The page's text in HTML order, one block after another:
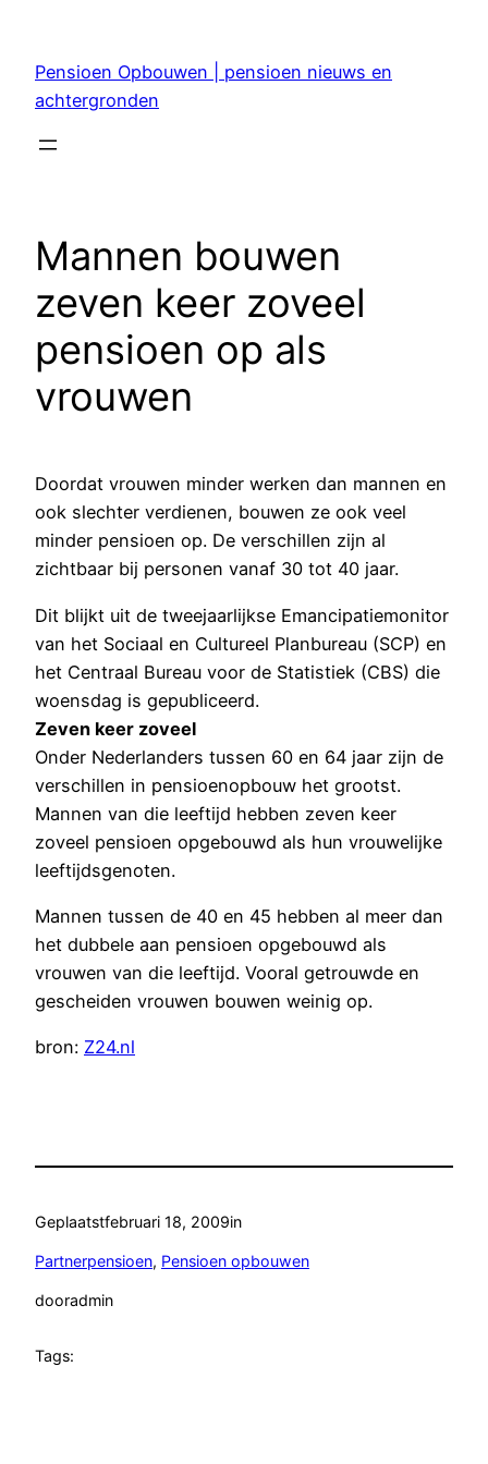
inhoud
Pensioen Opbouwen | pensioen nieuws en
achtergronden
Mannen bouwen
zeven keer zoveel
pensioen op als
vrouwen
Doordat vrouwen minder werken dan mannen en
ook slechter verdienen, bouwen ze ook veel
minder pensioen op. De verschillen zijn al
zichtbaar bij personen vanaf 30 tot 40 jaar.
Dit blijkt uit de tweejaarlijkse Emancipatiemonitor
van het Sociaal en Cultureel Planbureau (SCP) en
het Centraal Bureau voor de Statistiek (CBS) die
woensdag is gepubliceerd.
Zeven keer zoveel
Onder Nederlanders tussen 60 en 64 jaar zijn de
verschillen in pensioenopbouw het grootst.
Mannen van die leeftijd hebben zeven keer
zoveel pensioen opgebouwd als hun vrouwelijke
leeftijdsgenoten.
Mannen tussen de 40 en 45 hebben al meer dan
het dubbele aan pensioen opgebouwd als
vrouwen van die leeftijd. Vooral getrouwde en
gescheiden vrouwen bouwen weinig op.
bron: Z24.nl
Geplaatstfebruari 18, 2009in
Partnerpensioen, Pensioen opbouwen
dooradmin
Tags: